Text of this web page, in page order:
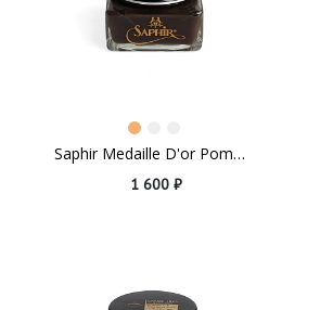
Saphir Medaille D'or Pommadier Tabak Brown
1 600 ₽